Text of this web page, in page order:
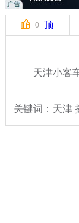
0 顶
天津小客车
关键词：天津